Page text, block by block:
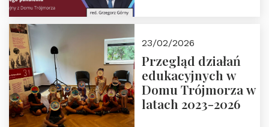
Rozmawiają red.
Grzegorz Górny i
prof. Michał
Łuczewski
23/02/2026
Przegląd działań
edukacyjnych w
Domu Trójmorza w
latach 2023-2026